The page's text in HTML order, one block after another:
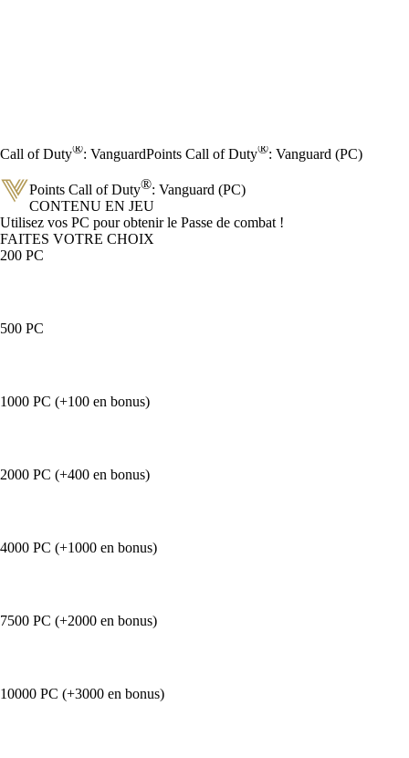
Call of Duty®: VanguardPoints Call of Duty®: Vanguard (PC)
Points Call of Duty®: Vanguard (PC)
CONTENU EN JEU
Product Notification
Utilisez vos PC pour obtenir le Passe de combat !
FAITES VOTRE CHOIX
200 PC
500 PC
1000 PC (+100 en bonus)
2000 PC (+400 en bonus)
4000 PC (+1000 en bonus)
7500 PC (+2000 en bonus)
10000 PC (+3000 en bonus)